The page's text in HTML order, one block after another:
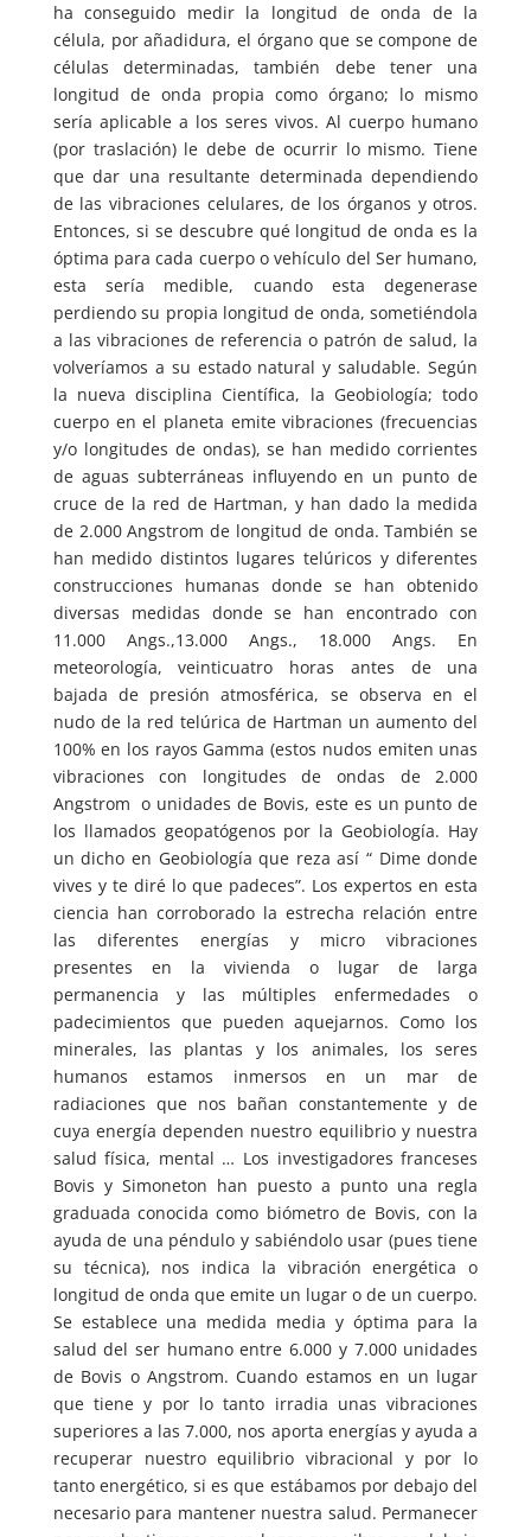
ha conseguido medir la longitud de onda de la
célula, por añadidura, el órgano que se compone de
células determinadas, también debe tener una
longitud de onda propia como órgano; lo mismo
sería aplicable a los seres vivos. Al cuerpo humano
(por traslación) le debe de ocurrir lo mismo. Tiene
que dar una resultante determinada dependiendo
de las vibraciones celulares, de los órganos y otros.
Entonces, si se descubre qué longitud de onda es la
óptima para cada cuerpo o vehículo del Ser humano,
esta sería medible, cuando esta degenerase
perdiendo su propia longitud de onda, sometiéndola
a las vibraciones de referencia o patrón de salud, la
volveríamos a su estado natural y saludable. Según
la nueva disciplina Científica, la Geobiología; todo
cuerpo en el planeta emite vibraciones (frecuencias
y/o longitudes de ondas), se han medido corrientes
de aguas subterráneas influyendo en un punto de
cruce de la red de Hartman, y han dado la medida
de 2.000 Angstrom de longitud de onda. También se
han medido distintos lugares telúricos y diferentes
construcciones humanas donde se han obtenido
diversas medidas donde se han encontrado con
11.000 Angs.,13.000 Angs., 18.000 Angs. En
meteorología, veinticuatro horas antes de una
bajada de presión atmosférica, se observa en el
nudo de la red telúrica de Hartman un aumento del
100% en los rayos Gamma (estos nudos emiten unas
vibraciones con longitudes de ondas de 2.000
Angstrom o unidades de Bovis, este es un punto de
los llamados geopatógenos por la Geobiología. Hay
un dicho en Geobiología que reza así “ Dime donde
vives y te diré lo que padeces”. Los expertos en esta
ciencia han corroborado la estrecha relación entre
las diferentes energías y micro vibraciones
presentes en la vivienda o lugar de larga
permanencia y las múltiples enfermedades o
padecimientos que pueden aquejarnos. Como los
minerales, las plantas y los animales, los seres
humanos estamos inmersos en un mar de
radiaciones que nos bañan constantemente y de
cuya energía dependen nuestro equilibrio y nuestra
salud física, mental … Los investigadores franceses
Bovis y Simoneton han puesto a punto una regla
graduada conocida como biómetro de Bovis, con la
ayuda de una péndulo y sabiéndolo usar (pues tiene
su técnica), nos indica la vibración energética o
longitud de onda que emite un lugar o de un cuerpo.
Se establece una medida media y óptima para la
salud del ser humano entre 6.000 y 7.000 unidades
de Bovis o Angstrom. Cuando estamos en un lugar
que tiene y por lo tanto irradia unas vibraciones
superiores a las 7.000, nos aporta energías y ayuda a
recuperar nuestro equilibrio vibracional y por lo
tanto energético, si es que estábamos por debajo del
necesario para mantener nuestra salud. Permanecer